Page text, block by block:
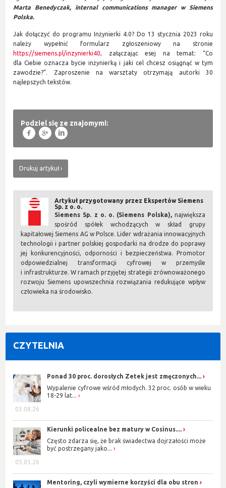
Marta Benedyczak, internal communications manager w Siemens
Polska.
Jak dołączyć do programu Inżynierki 4.0? Do 13 stycznia 2023 roku
należy wypełnić formularz zgłoszeniowy na stronie
https://siemens.pl/inzynierki40, załączając esej na temat: “Co
dla Ciebie oznacza bycie inżynierką i jaki cel chcesz osiągnąć w tym
zawodzie?”. Zaproszenie na warsztaty otrzymają autorki 30
najlepszych tekstów.
Podziel się ze znajomymi:
f g l
Drukuj artykuł
Artykuł przygotowany przez Ekspertów Siemens
Sp. z o. o.
Siemens Sp. z o. o. (Siemens Polska),największa
spośród spółek wchodzących w skład grupy
kapitałowej Siemens AG w Polsce. Lider wdrażania innowacyjnych
technologii i partner polskiej gospodarki na drodze do poprawy
jej konkurencyjności, odporności i bezpieczeństwa. Promotor
odpowiedzialnej transformacji cyfrowej w przemyśle
i infrastrukturze. W ramach przyjętej strategii zrównoważonego
rozwoju Siemens upowszechnia rozwiązania redukujące wpływ
człowieka na środowisko.
CZYTELNIA
03.08.26
Ponad 30 proc. dorosłych Zetek jest zmęczonych...
Wypalenie cyfrowe wśród młodych. 32 proc. osób w wieku
18-29 lat...
05.05.26
Kierunki policealne bez matury w Cosinus....
Często zdarza się, że brak świadectwa dojrzałości może
być postrzegany jako...
Mentoring, czyli wymierne korzyści dla obu stron